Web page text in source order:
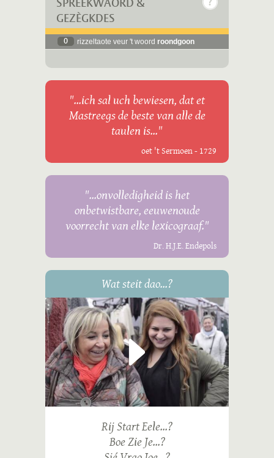
SPREEKWÄÖRD &
GEZÈGKDES
0 rizzeltaote veur 't woord roondgoon
"...ich sal uch bewiesen, dat et
Mastreegs de beste van alle de
taulen is..."
oet 't Sermoen - 1729
"...onvolledigheid is het
onbetwistbare, eeuwenoude
voorrecht van elke lexicograaf."
Dr. H.J.E. Endepols
Wat steit dao...?
Rij Start Eele...?
Boe Zie Je...?